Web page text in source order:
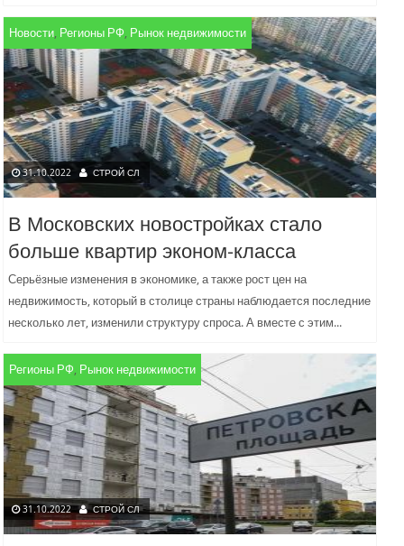
баренцево море»,...
Новости, Регионы РФ, Рынок недвижимости
31.10.2022 СТРОЙ СЛ
В Московских новостройках стало
больше квартир эконом-класса
Серьёзные изменения в экономике, а также рост цен на
недвижимость, который в столице страны наблюдается последние
несколько лет, изменили структуру спроса. А вместе с этим...
Регионы РФ, Рынок недвижимости
31.10.2022 СТРОЙ СЛ